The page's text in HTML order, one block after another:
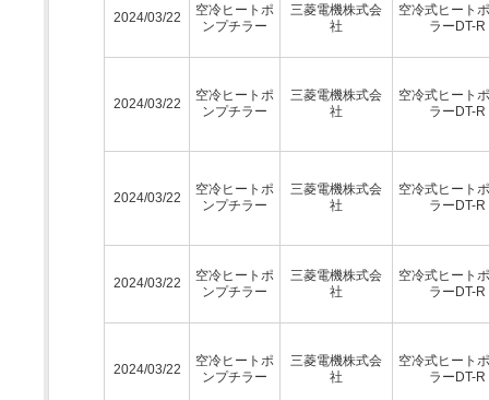
2024/03/22
空冷ヒートポ
ンプチラー
三菱電機株式会
社
空冷式ヒート
ラーDT-
2024/03/22
空冷ヒートポ
ンプチラー
三菱電機株式会
社
空冷式ヒート
ラーDT-
2024/03/22
空冷ヒートポ
ンプチラー
三菱電機株式会
社
空冷式ヒート
ラーDT-
2024/03/22
空冷ヒートポ
ンプチラー
三菱電機株式会
社
空冷式ヒート
ラーDT-
2024/03/22
空冷ヒートポ
ンプチラー
三菱電機株式会
社
空冷式ヒート
ラーDT-